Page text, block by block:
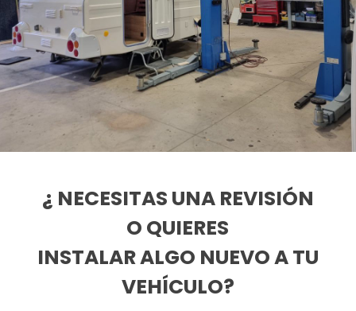
¿ NECESITAS UNA REVISIÓN
O QUIERES
INSTALAR ALGO NUEVO A TU
VEHÍCULO?